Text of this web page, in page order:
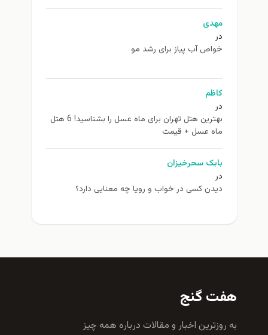
مهدی
در
خواص آب پیاز برای رشد مو
کاظم
در
بهترین هتل تهران برای ماه عسل را بشناسید! 6 هتل
ماه عسل + قیمت
بابک سحرخیزان
در
دیدن کسی در خواب و رویا چه معنایی دارد؟
هفت گنج
به روزترين اخبار و مقالات درباره همه چيز